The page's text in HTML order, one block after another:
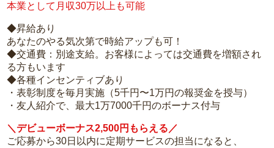
本業として月収30万以上も可能
◆昇給あり
あなたのやる気次第で時給アップも可！
◆交通費：別途支給。お客様によっては交通費を増額され
る方もいます
◆各種インセンティブあり
・表彰制度を毎月実施（5千円〜1万円の報奨金を授与）
・友人紹介で、最大1万7000千円のボーナス付与
＼デビューボーナス2,500円もらえる／
ご応募から30日以内に定期サービスの担当になると、